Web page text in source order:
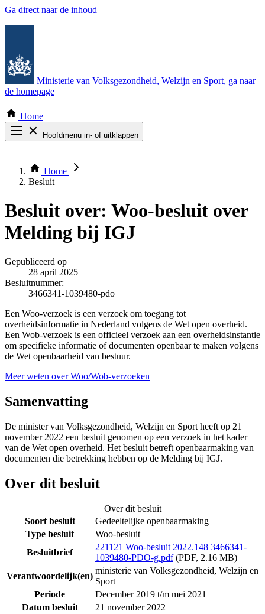
Ga direct naar de inhoud
Ministerie van Volksgezondheid, Welzijn en Sport, ga naar
de homepage
Home
Hoofdmenu in- of uitklappen
Thema COVID-19
Bekijk per bestuursorgaan
Home
Besluit
Besluit over: Woo-besluit over
Melding bij IGJ
Gepubliceerd op
28 april 2025
Besluitnummer:
3466341-1039480-pdo
Een Woo-verzoek is een verzoek om toegang tot
overheidsinformatie in Nederland volgens de Wet open overheid.
Een Wob-verzoek is een officieel verzoek aan een overheidsinstantie
om specifieke informatie of documenten openbaar te maken volgens
de Wet openbaarheid van bestuur.
Meer weten over Woo/Wob-verzoeken
Samenvatting
De minister van Volksgezondheid, Welzijn en Sport heeft op 21
november 2022 een besluit genomen op een verzoek in het kader
van de Wet open overheid. Het besluit betreft openbaarmaking van
documenten die betrekking hebben op de Melding bij IGJ.
Over dit besluit
Over dit besluit
Soort besluit
Gedeeltelijke openbaarmaking
Type besluit
Woo-besluit
Besluitbrief
221121 Woo-besluit 2022.148 3466341-
1039480-PDO-g.pdf(PDF, 2.16 MB)
Verantwoordelijk(en)
ministerie van Volksgezondheid, Welzijn en
Sport
Periode
December 2019 t/m mei 2021
Datum besluit
21 november 2022